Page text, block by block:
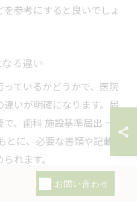
参考にすると良いでしょ
る違い
ているかどうかで、医院
いが明確になります。届
、歯科 施設基準届出 一覧
に、必要な書類や記載内
れます。
の加算や、特定の治療・
お問い合わせ